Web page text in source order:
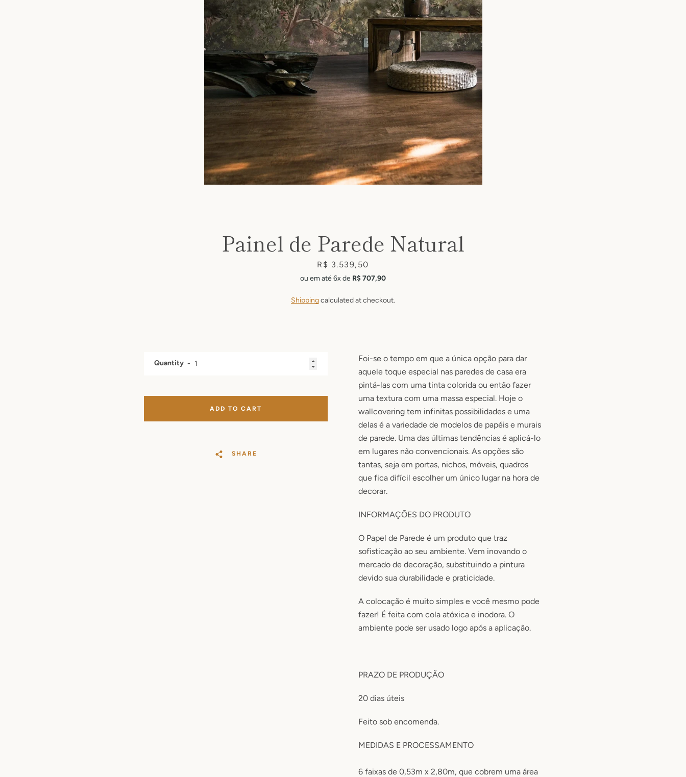
FacebookPinterestInstagram
Painel de Parede Natural
Price
R$ 3.539,50
ou em até 6x de R$ 707,90
Shippingcalculated at checkout.
Foi-se o tempo em que a única opção para dar
aquele toque especial nas paredes de casa era
pintá-las com uma tinta colorida ou então fazer
uma textura com uma massa especial. Hoje o
wallcovering tem infinitas possibilidades e uma
delas é a variedade de modelos de papéis e murais
de parede. Uma das últimas tendências é aplicá-lo
em lugares não convencionais. As opções são
tantas, seja em portas, nichos, móveis, quadros
que fica difícil escolher um único lugar na hora de
decorar.
INFORMAÇÕES DO PRODUTO
O Papel de Parede é um produto que traz
sofisticação ao seu ambiente. Vem inovando o
mercado de decoração, substituindo a pintura
devido sua durabilidade e praticidade.
A colocação é muito simples e você mesmo pode
fazer! É feita com cola atóxica e inodora. O
ambiente pode ser usado logo após a aplicação.
PRAZO DE PRODUÇÃO
20dias úteis
Feito sob encomenda.
MEDIDAS E PROCESSAMENTO
6 faixas de 0,53m x 2,80m, que cobrem uma área
Quantity
ADD TO CART
SHARE